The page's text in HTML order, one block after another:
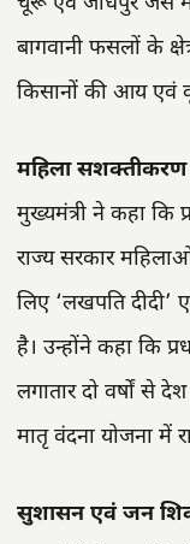
बागवानी फसलों के
किसानों की आय एवं
महिला सशक्तीकरण
मुख्यमंत्री ने कहा कि
राज्य सरकार
लिए ‘लखपति दीदी’
है। उन्होंने कहा कि
लगातार दो वर्षों से
मातृ वंदना योजना में
सुशासन एवं जन